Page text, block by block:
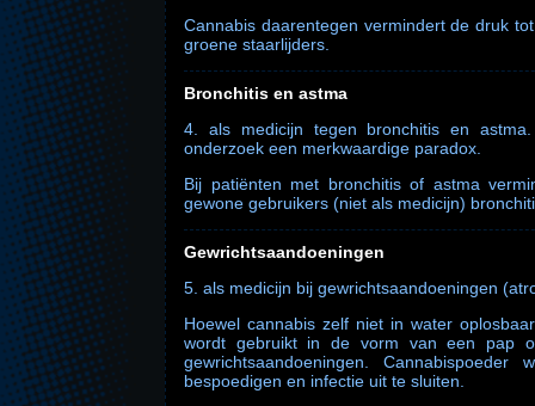
Cannabis daarentegen vermindert de druk
groene staarlijders.
Bronchitis en astma
4. als medicijn tegen bronchitis en
onderzoek een merkwaardige paradox.
Bij patiënten met bronchitis of astma
gewone gebruikers (niet als medicijn)
Gewrichtsaandoeningen
5. als medicijn bij gewrichtsaandoeningen
Hoewel cannabis zelf niet in water
wordt gebruikt in de vorm van een pap
gewrichtsaandoeningen.
bespoedigen en infectie uit te sluiten.